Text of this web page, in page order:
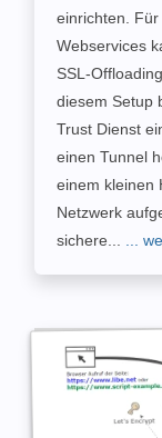
einrichten.
Webservices
SSL-
diesem Setup
Trust Dienst
einen Tunnel
einem kleinen
Netzwerk
sichere...
...